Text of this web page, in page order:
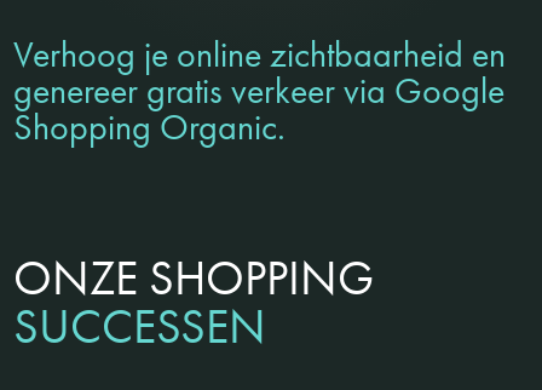
Verhoog je online zichtbaarheid en
genereer gratis verkeer via Google
Shopping Organic.
ONZE SHOPPING
SUCCESSEN